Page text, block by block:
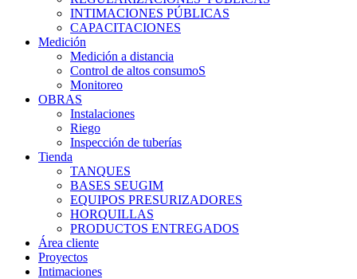
INTIMACIONES PÚBLICAS
CAPACITACIONES
Medición
Medición a distancia
Control de altos consumoS
Monitoreo
OBRAS
Instalaciones
Riego
Inspección de tuberías
Tienda
TANQUES
BASES SEUGIM
EQUIPOS PRESURIZADORES
HORQUILLAS
PRODUCTOS ENTREGADOS
Área cliente
Proyectos
Intimaciones